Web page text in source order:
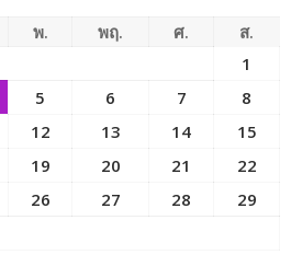
พ. พฤ. ศ.
ส.
1
5 6 7
8
12 13 14
15
19 20 21
22
26 27 28
29